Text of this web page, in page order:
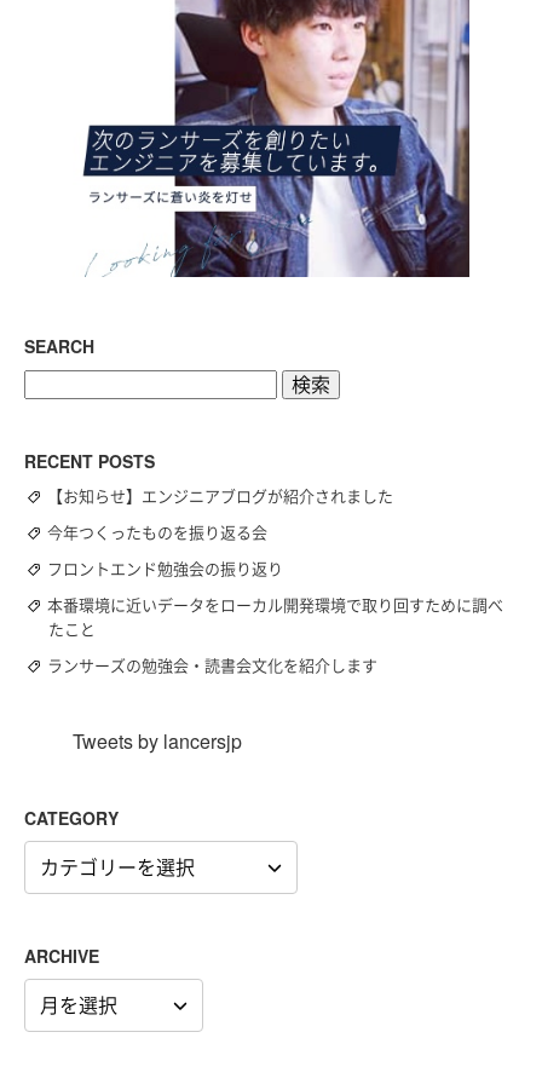
SEARCH
RECENT POSTS
【お知らせ】エンジニアブログが紹介されました
今年つくったものを振り返る会
フロントエンド勉強会の振り返り
本番環境に近いデータをローカル開発環境で取り回すために調べ
たこと
ランサーズの勉強会・読書会文化を紹介します
Tweets by lancersjp
CATEGORY
CATEGORY
ARCHIVE
ARCHIVE